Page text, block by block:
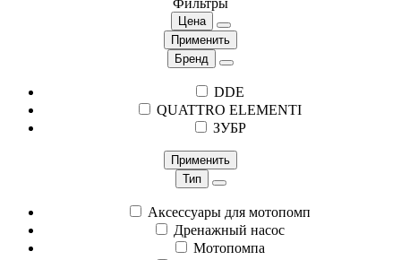
Цена
Применить
Бренд
DDE
QUATTRO ELEMENTI
ЗУБР
Применить
Тип
Аксессуары для мотопомп
Дренажный насос
Мотопомпа